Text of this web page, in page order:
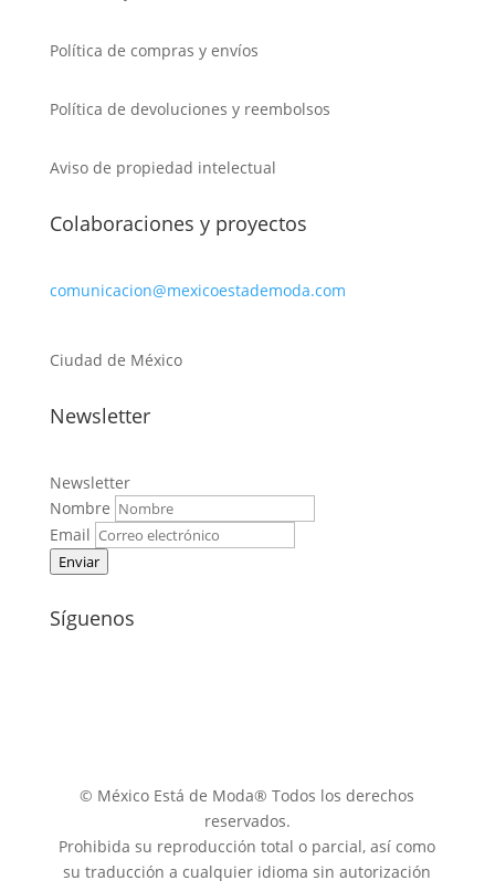
Política de compras y envíos
Política de devoluciones y reembolsos
Aviso de propiedad intelectual
Colaboraciones y proyectos
comunicacion@mexicoestademoda.com
Ciudad de México
Newsletter
Newsletter
Nombre
Email
Enviar
Síguenos
© México Está de Moda® Todos los derechos
reservados.
Prohibida su reproducción total o parcial, así como
su traducción a cualquier idioma sin autorización